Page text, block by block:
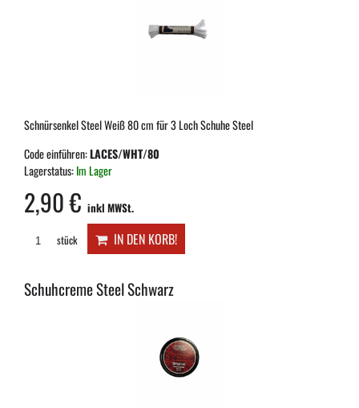
Schnürsenkel Steel Weiß 80 cm für 3 Loch Schuhe Steel
Code einführen:LACES/WHT/80
Lagerstatus:Im Lager
2,90 € inkl MWSt.
stück IN DEN KORB!
Schuhcreme Steel Schwarz